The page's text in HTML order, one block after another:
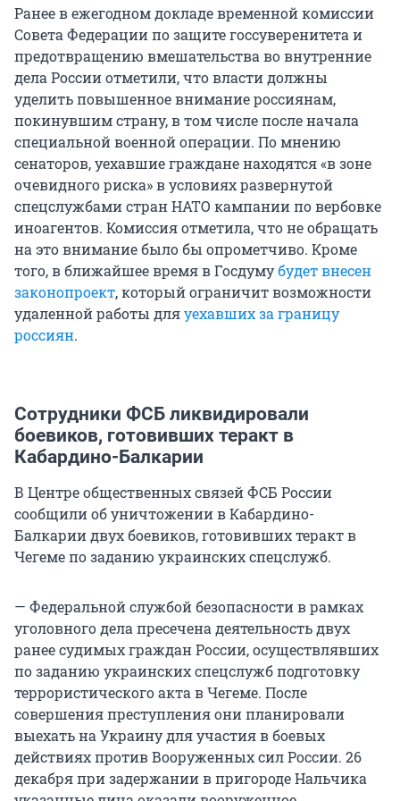
Ранее в ежегодном докладе временной комиссии
Совета Федерации по защите госсуверенитета и
предотвращению вмешательства во внутренние
дела России отметили, что власти должны
уделить повышенное внимание россиянам,
покинувшим страну, в том числе после начала
специальной военной операции. По мнению
сенаторов, уехавшие граждане находятся «в зоне
очевидного риска» в условиях развернутой
спецслужбами стран НАТО кампании по вербовке
иноагентов. Комиссия отметила, что не обращать
на это внимание было бы опрометчиво. Кроме
того, в ближайшее время в Госдумубудет внесен
законопроект, который ограничит возможности
удаленной работы дляуехавших за границу
россиян.
Сотрудники ФСБ ликвидировали
боевиков, готовивших теракт в
Кабардино-Балкарии
В Центре общественных связей ФСБ России
сообщили об уничтожении в Кабардино-
Балкарии двух боевиков, готовивших теракт в
Чегеме по заданию украинских спецслужб.
— Федеральной службой безопасности в рамках
уголовного дела пресечена деятельность двух
ранее судимых граждан России, осуществлявших
по заданию украинских спецслужб подготовку
террористического акта в Чегеме. После
совершения преступления они планировали
выехать на Украину для участия в боевых
действиях против Вооруженных сил России. 26
декабря при задержании в пригороде Нальчика